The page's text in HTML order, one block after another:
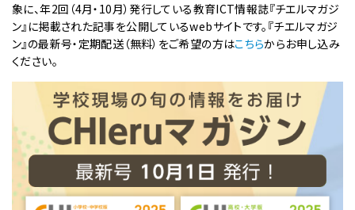
象に、年2回（4月・10月）発行している教育ICT情報誌『チエルマガジ
ン』に掲載された記事を公開しているwebサイトです。『チエルマガジ
ン』の最新号・定期配送（無料）をご希望の方はこちらからお申し込み
ください。